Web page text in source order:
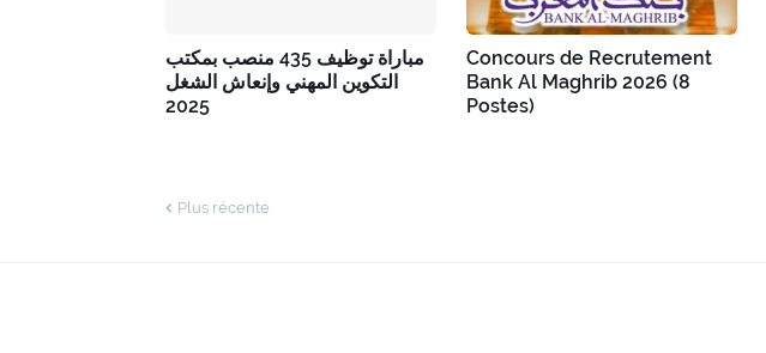
مباراة توظيف 435 منصب بمكتب
التكوين المهني وإنعاش الشغل
2025
Concours de Recrutement
Bank Al Maghrib 2026 (8
Postes)
Plus récente